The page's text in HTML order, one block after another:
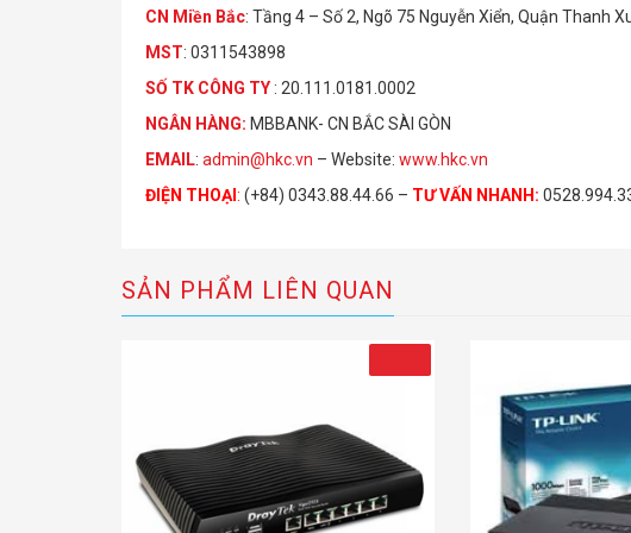
CN Miền Bắc: Tầng 4 – Số 2, Ngõ 75 Nguyễn Xiển, Quận Thanh
MST: 0311543898
SỐ TK CÔ NG TY : 20.111.0181.0002
NGÂN HÀNG: MBBANK- CN BẮC SÀI GÒN
EMAIL: admin@hkc.vn – Website: www.hkc.vn
ĐIỆN THOẠI : (+84) 0343.88.44.66 – TƯ VẤN NHANH :
SẢN PHẨM LIÊN QUAN